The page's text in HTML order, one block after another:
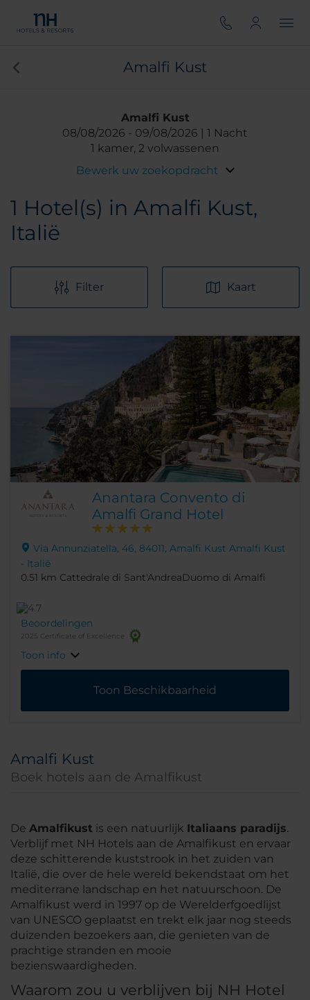
Amalfi Kust
Amalfi Kust
08/08/2026
09/08/2026
1 Nacht
1 kamer, 2 volwassenen
Bewerk uw zoekopdracht
1 Hotel(s) in Amalfi Kust,
Italië
Filter Kaart
Anantara Convento di
Amalfi Grand Hotel
Via Annunziatella, 46, 84011, Amalfi Kust Amalfi Kust
- Italië
0.51 km Cattedrale di Sant'AndreaDuomo di Amalfi
Beoordelingen
2025 Certificate of Excellence
Toon info
Toon Beschikbaarheid
Amalfi Kust
Boek hotels aan de Amalfikust
De Amalfikust is een natuurlijk Italiaans paradijs.
Verblijf met NH Hotels aan de Amalfikust en ervaar
deze schitterende kuststrook in het zuiden van
Italië, die over de hele wereld bekendstaat om het
mediterrane landschap en het natuurschoon. De
Amalfikust werd in 1997 op de Werelderfgoedlijst
van UNESCO geplaatst en trekt elk jaar nog steeds
duizenden bezoekers aan, die genieten van de
prachtige stranden en mooie
bezienswaardigheden.
Waarom zou u verblijven bij NH Hotel